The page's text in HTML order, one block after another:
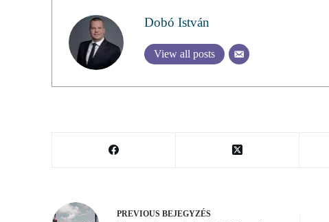
Dobó István
View all posts
PREVIOUS BEJEGYZÉS